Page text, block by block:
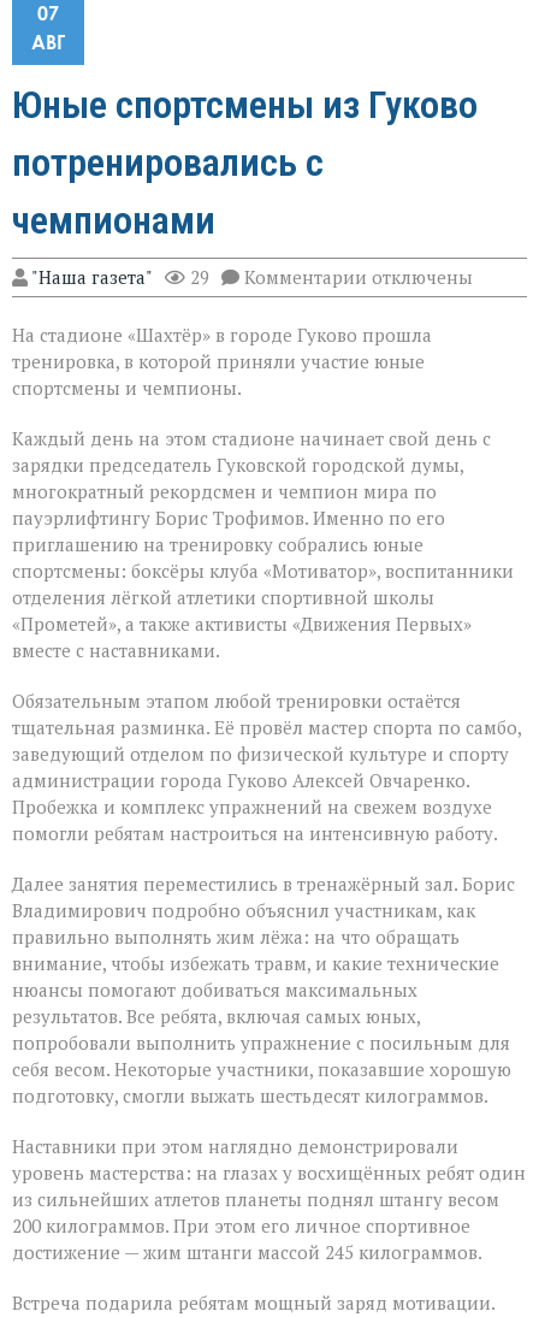
07
АВГ
Юные спортсмены из Гуково
потренировались с
чемпионами
"Наша газета" 29 Комментарии к
записи
спортсмены
из
чемпионами
отключены
На стадионе «Шахтёр» в городе Гуково прошла
тренировка, в которой приняли участие юные
спортсмены и чемпионы.
Каждый день на этом стадионе начинает свой день с
зарядки председатель Гуковской городской думы,
многократный рекордсмен и чемпион мира по
пауэрлифтингу Борис Трофимов. Именно по его
приглашению на тренировку собрались юные
спортсмены: боксёры клуба «Мотиватор», воспитанники
отделения лёгкой атлетики спортивной школы
«Прометей», а также активисты «Движения Первых»
вместе с наставниками.
Обязательным этапом любой тренировки остаётся
тщательная разминка. Её провёл мастер спорта по самбо,
заведующий отделом по физической культуре и спорту
администрации города Гуково Алексей Овчаренко.
Пробежка и комплекс упражнений на свежем воздухе
помогли ребятам настроиться на интенсивную работу.
Далее занятия переместились в тренажёрный зал. Борис
Владимирович подробно объяснил участникам, как
правильно выполнять жим лёжа: на что обращать
внимание, чтобы избежать травм, и какие технические
нюансы помогают добиваться максимальных
результатов. Все ребята, включая самых юных,
попробовали выполнить упражнение с посильным для
себя весом. Некоторые участники, показавшие хорошую
подготовку, смогли выжать шестьдесят килограммов.
Наставники при этом наглядно демонстрировали
уровень мастерства: на глазах у восхищённых ребят один
из сильнейших атлетов планеты поднял штангу весом
200 килограммов. При этом его личное спортивное
достижение — жим штанги массой 245 килограммов.
Встреча подарила ребятам мощный заряд мотивации.